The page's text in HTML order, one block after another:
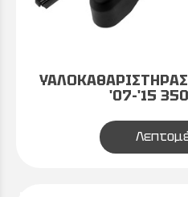
ΥΑΛΟΚΑΘΑΡΙΣΤΗΡΑΣ
'07-'15